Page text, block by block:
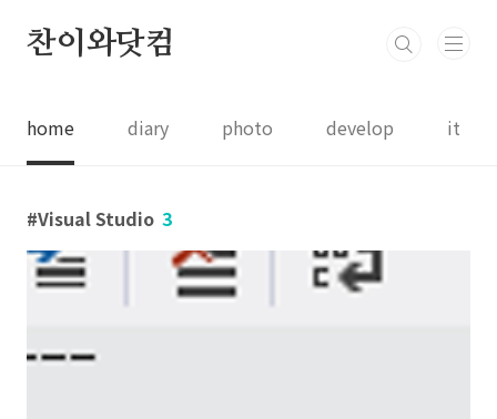
찬이와닷컴
home diary photo develop it
Visual Studio 3